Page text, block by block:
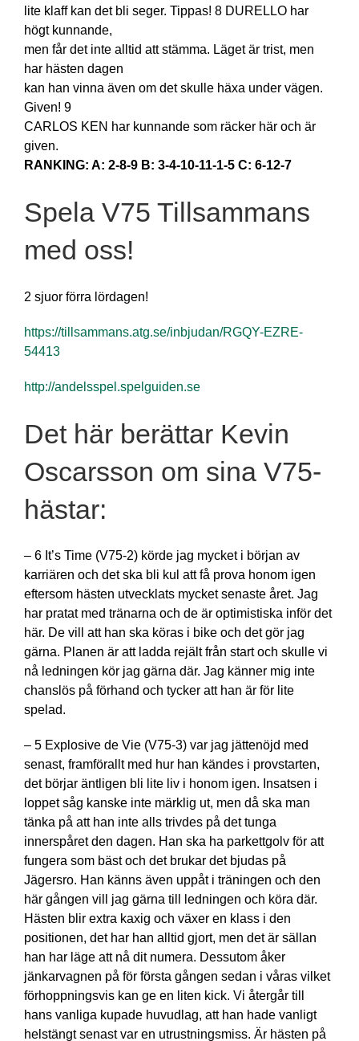
lite klaff kan det bli seger. Tippas! 8 DURELLO har
högt kunnande,
men får det inte alltid att stämma. Läget är trist, men
har hästen dagen
kan han vinna även om det skulle häxa under vägen.
Given! 9
CARLOS KEN har kunnande som räcker här och är
given.
RANKING: A: 2-8-9 B: 3-4-10-11-1-5 C: 6-12-7
Spela V75 Tillsammans
med oss!
2 sjuor förra lördagen!
https://tillsammans.atg.se/inbjudan/RGQY-EZRE-
54413
http://andelsspel.spelguiden.se
Det här berättar Kevin
Oscarsson om sina V75-
hästar:
– 6 It’s Time (V75-2) körde jag mycket i början av
karriären och det ska bli kul att få prova honom igen
eftersom hästen utvecklats mycket senaste året. Jag
har pratat med tränarna och de är optimistiska inför det
här. De vill att han ska köras i bike och det gör jag
gärna. Planen är att ladda rejält från start och skulle vi
nå ledningen kör jag gärna där. Jag känner mig inte
chanslös på förhand och tycker att han är för lite
spelad.
– 5 Explosive de Vie (V75-3) var jag jättenöjd med
senast, framförallt med hur han kändes i provstarten,
det börjar äntligen bli lite liv i honom igen. Insatsen i
loppet såg kanske inte märklig ut, men då ska man
tänka på att han inte alls trivdes på det tunga
innerspåret den dagen. Han ska ha parkettgolv för att
fungera som bäst och det brukar det bjudas på
Jägersro. Han känns även uppåt i träningen och den
här gången vill jag gärna till ledningen och köra där.
Hästen blir extra kaxig och växer en klass i den
positionen, det har han alltid gjort, men det är sällan
han har läge att nå dit numera. Dessutom åker
jänkarvagnen på för första gången sedan i våras vilket
förhoppningsvis kan ge en liten kick. Vi återgår till
hans vanliga kupade huvudlag, att han hade vanligt
helstängt senast var en utrustningsmiss. Är hästen på